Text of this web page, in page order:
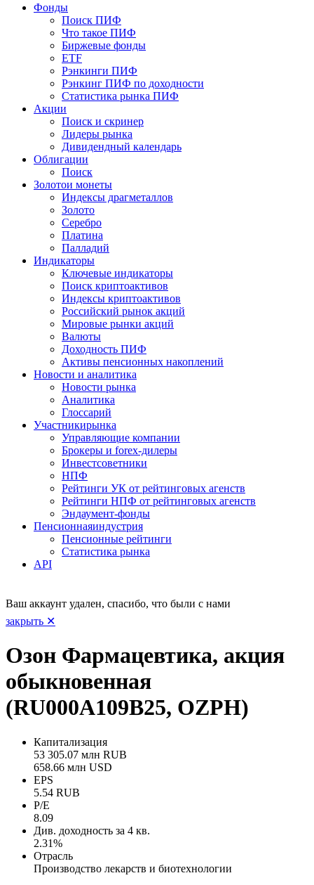
Фонды
Поиск ПИФ
Что такое ПИФ
Биржевые фонды
ETF
Рэнкинги ПИФ
Рэнкинг ПИФ по доходности
Статистика рынка ПИФ
Акции
Поиск и скринер
Лидеры рынка
Дивидендный календарь
Облигации
Поиск
Золотои монеты
Индексы драгметаллов
Золото
Серебро
Платина
Палладий
Индикаторы
Ключевые индикаторы
Поиск криптоактивов
Индексы криптоактивов
Российский рынок акций
Мировые рынки акций
Валюты
Доходность ПИФ
Активы пенсионных накоплений
Новости и аналитика
Новости рынка
Аналитика
Глоссарий
Участникирынка
Управляющие компании
Брокеры и forex-дилеры
Инвестсоветники
НПФ
Рейтинги УК от рейтинговых агенств
Рейтинги НПФ от рейтинговых агенств
Эндаумент-фонды
Пенсионнаяиндустрия
Пенсионные рейтинги
Статистика рынка
API
Ваш аккаунт удален, спасибо, что были с нами
закрыть ✕
Озон Фармацевтика, акция
обыкновенная
(RU000A109B25, OZPH)
Капитализация
53 305.07 млн RUB
658.66 млн USD
EPS
5.54 RUB
P/E
8.09
Див. доходность за 4 кв.
2.31%
Отрасль
Производство лекарств и биотехнологии